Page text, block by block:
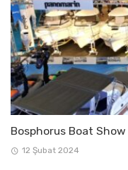
Bosphorus Boat Show
12 Şubat 2024